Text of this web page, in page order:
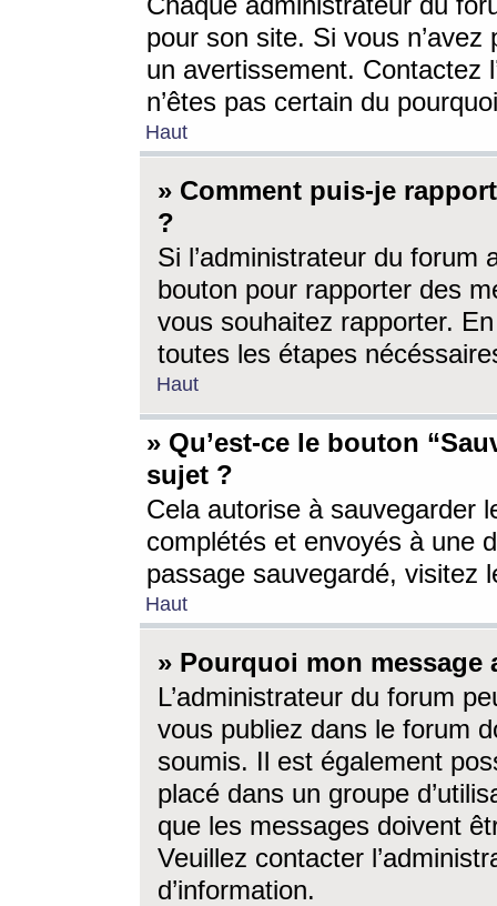
pour son site. Si vous
un avertissement. Contactez
n’êtes pas certain du
Haut
» Comment puis-je
?
Si l’administrateur du forum
bouton pour rapporter des
vous souhaitez rapporter.
toutes les étapes
Haut
» Qu’est-ce le bouton
sujet ?
Cela autorise à sauvegarder
complétés et envoyés à une
passage sauvegardé, visitez
Haut
» Pourquoi mon message
L’administrateur du forum
vous publiez dans le forum
soumis. Il est également
placé dans un groupe
que les messages doivent
Veuillez contacter
d’information.